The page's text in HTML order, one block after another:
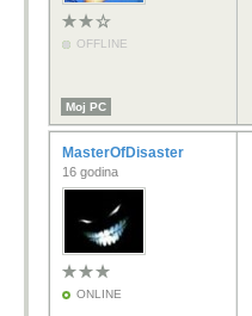
OFFLINE
Moj PC
MasterOfDisaster
16 godina
ONLINE